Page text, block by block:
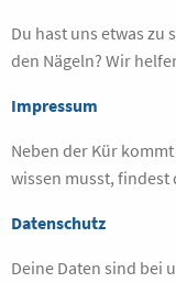
Du hast uns etwas zu
den Nägeln? Wir
Impressum
Neben der Kür
wissen musst, findest
Datenschutz
Deine Daten sind bei